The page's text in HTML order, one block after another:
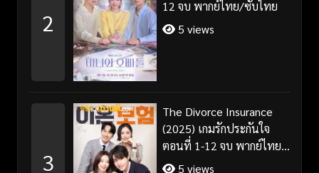
2
12 จบ พากย์ไทย/ซับไทย
5 views
3
The Divorce Insurance
(2025) เกมรักประกันใจ
ตอนที่ 1-12 จบ พากย์ไทย
ซับไทย
5 views